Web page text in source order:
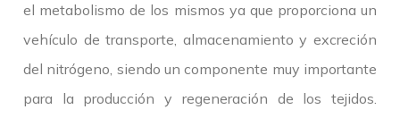
el metabolismo de los mismos ya que proporciona un
vehículo de transporte, almacenamiento y excreción
del nitrógeno, siendo un componente muy importante
para la producción y regeneración de los tejidos.